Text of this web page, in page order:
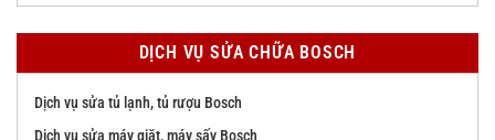
DỊCH VỤ SỬA CHỮA BOSCH
Dịch vụ sửa tủ lạnh, tủ rượu Bosch
Dịch vụ sửa máy giặt, máy sấy Bosch